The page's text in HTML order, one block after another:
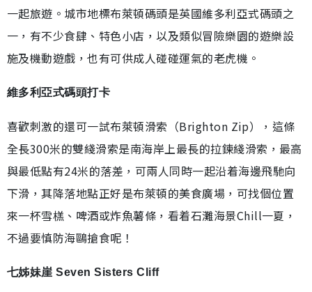
一起旅遊。城市地標布萊頓碼頭是英國維多利亞式碼頭之
一，有不少食肆、特色小店，以及類似冒險樂園的遊樂設
施及機動遊戲，也有可供成人碰碰運氣的老虎機。
維多利亞式碼頭打卡
喜歡刺激的還可一試布萊頓滑索（Brighton Zip），這條
全長300米的雙綫滑索是南海岸上最長的拉鍊綫滑索，最高
與最低點有24米的落差，可兩人同時一起沿着海邊飛馳向
下滑，其降落地點正好是布萊頓的美食廣場，可找個位置
來一杯雪榚、啤酒或炸魚薯條，看着石灘海景Chill一夏，
不過要慎防海鷗搶食呢！
七姊妹崖 Seven Sisters Cliff